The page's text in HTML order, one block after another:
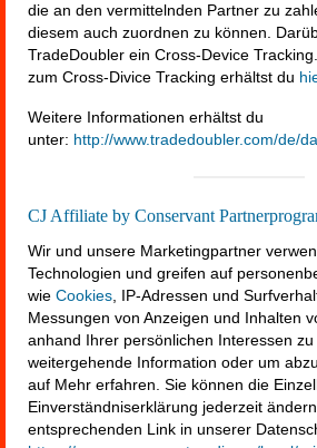
die an den vermittelnden Partner zu
diesem auch zuordnen zu können.
TradeDoubler ein Cross-Device
zum Cross-Divice Tracking erhältst du
Weitere Informationen erhältst du
unter: http://www.tradedoubler.com/de/
CJ Affiliate by Conservant
Wir und unsere Marketingpartner
Technologien und greifen auf
wie Cookies, IP-Adressen und
Messungen von Anzeigen und Inhalten
anhand Ihrer persönlichen Interessen
weitergehende Information oder um
auf Mehr erfahren. Sie können die
Einverständniserklärung jederzeit
entsprechenden Link in unserer